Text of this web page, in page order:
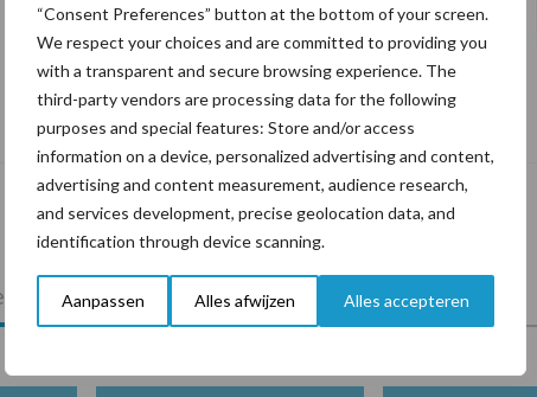
“Consent Preferences” button at the bottom of your screen.
We respect your choices and are committed to providing you
with a transparent and secure browsing experience. The
third-party vendors are processing data for the following
purposes and special features: Store and/or access
information on a device, personalized advertising and content,
advertising and content measurement, audience research,
and services development, precise geolocation data, and
identification through device scanning.
Aanpassen Alles afwijzen Alles accepteren
De speenhuid: een vaak onderschatte
risicofactor voor mastitis
Veevoer Wet en regelgeving